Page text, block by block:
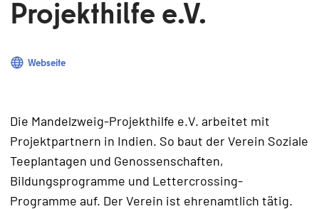
Projekthilfe e.V.
Webseite
Die Mandelzweig-Projekthilfe e.V. arbeitet mit
Projektpartnern in Indien. So baut der Verein Soziale
Teeplantagen und Genossenschaften,
Bildungsprogramme und Lettercrossing-
Programme auf. Der Verein ist ehrenamtlich tätig.